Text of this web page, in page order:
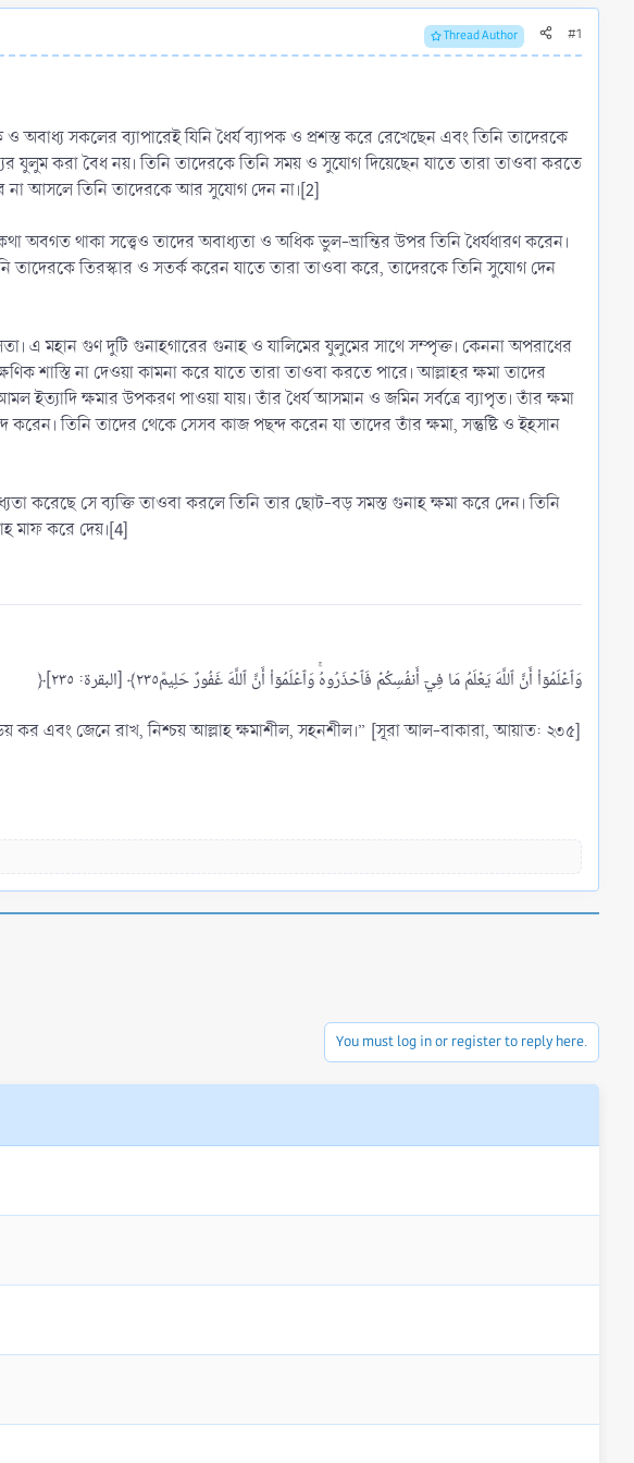
Thread Author #1
অবাধ্য সকলের ব্যাপারেই যিনি ধৈর্য ব্যাপক ও প্রশস্ত করে রেখেছেন এবং তিনি তাদেরকে
যুলুম করা বৈধ নয়। তিনি তাদেরকে তিনি সময় ও সুযোগ দিয়েছেন যাতে তারা তাওবা করতে
না আসলে তিনি তাদেরকে আর সুযোগ দেন না।[2]
থাকা সত্ত্বেও তাদের অবাধ্যতা ও অধিক ভুল-ভ্রান্তির উপর তিনি ধৈর্যধারণ করেন।
তাদেরকে তিরস্কার ও সতর্ক করেন যাতে তারা তাওবা করে, তাদেরকে তিনি সুযোগ দেন
এ মহান গুণ দুটি গুনাহগারের গুনাহ ও যালিমের যুলুমের সাথে সম্পৃক্ত। কেননা অপরাধের
শাস্তি না দেওয়া কামনা করে যাতে তারা তাওবা করতে পারে। আল্লাহর ক্ষমা তাদের
ক্ষমার উপকরণ পাওয়া যায়। তাঁর ধৈর্য আসমান ও জমিন সর্বত্রে ব্যাপৃত। তাঁর ক্ষমা
করেন। তিনি তাদের থেকে সেসব কাজ পছন্দ করেন যা তাদের তাঁর ক্ষমা, সন্তুষ্টি ও ইহসান
করেছে সে ব্যক্তি তাওবা করলে তিনি তার ছোট-বড় সমস্ত গুনাহ ক্ষমা করে দেন। তিনি
মাফ করে দেয়।[4]
কর এবং জেনে রাখ, নিশ্চয় আল্লাহ ক্ষমাশীল, সহনশীল।” [সূরা আল-বাকারা, আয়াত: ২৩৫]
You must log in or register to reply here.